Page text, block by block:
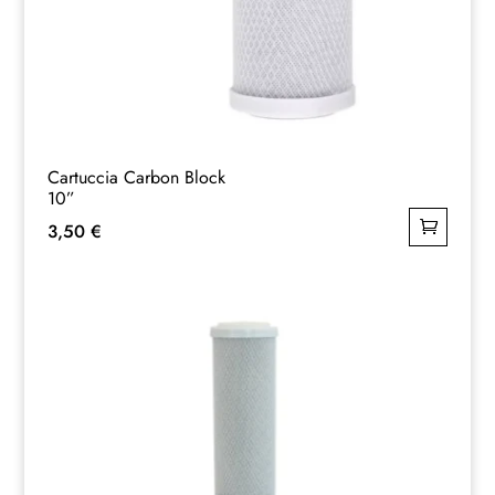
Cartuccia Carbon Block
10”
3,50 €